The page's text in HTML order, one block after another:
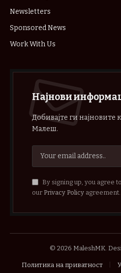
Newsletters
Sponsored News
Work With Us
Најнови
Добивајте ги најновите
Малеш.
By signing up, you agree
our Privacy Policyagreement.
© 2026 MaleshMK.
Политика на приватност